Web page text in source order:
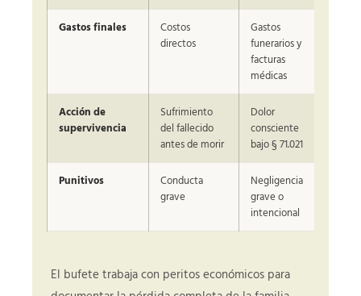
Gastos finales
Costos
directos
Gastos
funerarios y
facturas
médicas
Acción de
supervivencia
Sufrimiento
del fallecido
antes de morir
Dolor
consciente
bajo § 71.021
Punitivos
Conducta
grave
Negligencia
grave o
intencional
El bufete trabaja con peritos económicos para